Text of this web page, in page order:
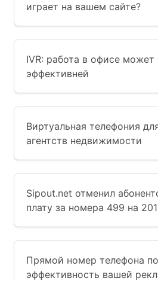
играет на вашем сайте?
IVR: работа в офисе может
эффективней
Виртуальная телефония
агентств недвижимости
Sipout.net отменил
плату за номера 499 на
Прямой номер телефона
эффективность вашей